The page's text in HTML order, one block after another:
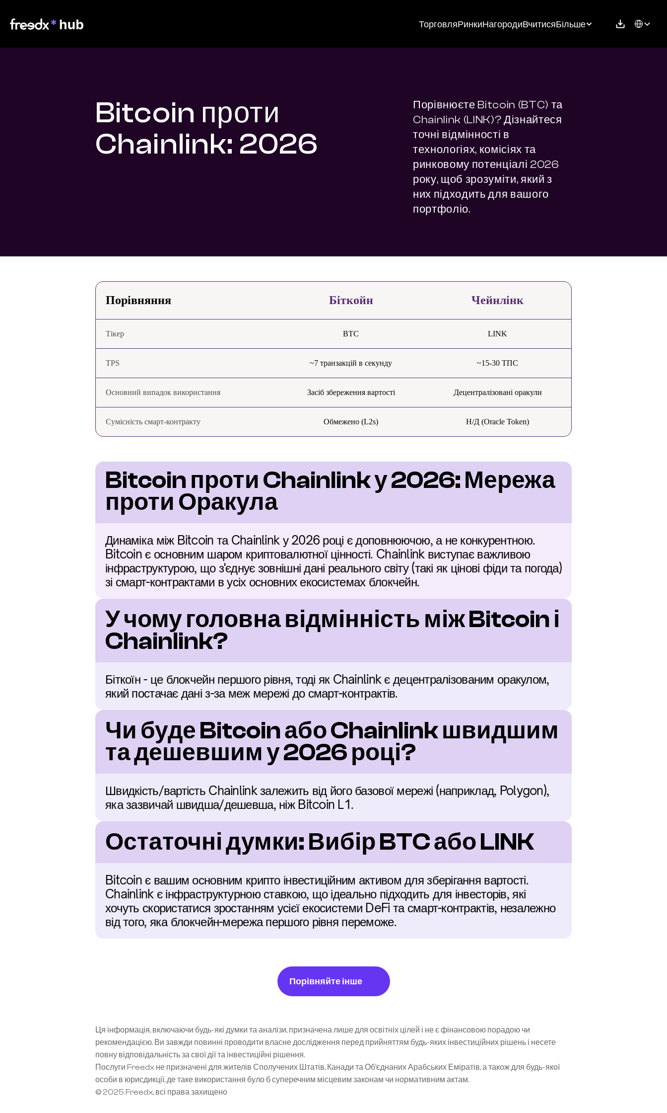
ТорговляРинкиНагородиВчитисяБільше Select
Bitcoin проти
Chainlink: 2026
Порівнюєте Bitcoin (BTC) та
Chainlink (LINK)? Дізнайтеся
точні відмінності в
технологіях, комісіях та
ринковому потенціалі 2026
року, щоб зрозуміти, який з
них підходить для вашого
портфоліо.
Порівняння Біткойн Чейнлінк
Тікер BTC LINK
TPS ~7 транзакцій в секунду ~15-30 ТПС
Основний випадок використання Засіб збереження вартості Децентралізовані оракули
Сумісність смарт-контракту Обмежено (L2s) Н/Д (Oracle Token)
Bitcoin проти Chainlink у 2026: Мережа
проти Оракула
Динаміка між Bitcoin та Chainlink у 2026 році є доповнюючою, а не конкурентною.
Bitcoin є основним шаром криптовалютної цінності. Chainlink виступає важливою
інфраструктурою, що з'єднує зовнішні дані реального світу (такі як цінові фіди та погода)
зі смарт-контрактами в усіх основних екосистемах блокчейн.
У чому головна відмінність між Bitcoin і
Chainlink?
Біткоїн - це блокчейн першого рівня, тоді як Chainlink є децентралізованим оракулом,
який постачає дані з-за меж мережі до смарт-контрактів.
Чи буде Bitcoin або Chainlink швидшим
та дешевшим у 2026 році?
Швидкість/вартість Chainlink залежить від його базової мережі (наприклад, Polygon),
яка зазвичай швидша/дешевша, ніж Bitcoin L1.
Остаточні думки: Вибір BTC або LINK
Bitcoin є вашим основним крипто інвестиційним активом для зберігання вартості.
Chainlink є інфраструктурною ставкою, що ідеально підходить для інвесторів, які
хочуть скористатися зростанням усієї екосистеми DeFi та смарт-контрактів, незалежно
від того, яка блокчейн-мережа першого рівня переможе.
Порівняйте інше
Ця інформація, включаючи будь-які думки та аналізи, призначена лише для освітніх цілей і не є фінансовою порадою чи
рекомендацією. Ви завжди повинні проводити власне дослідження перед прийняттям будь-яких інвестиційних рішень і несете
повну відповідальність за свої дії та інвестиційні рішення.
Послуги Freedx не призначені для жителів Сполучених Штатів, Канади та Об’єднаних Арабських Еміратів, а також для будь-якої
особи в юрисдикції, де таке використання було б суперечним місцевим законам чи нормативним актам.
© 2025 Freedx, всі права захищено